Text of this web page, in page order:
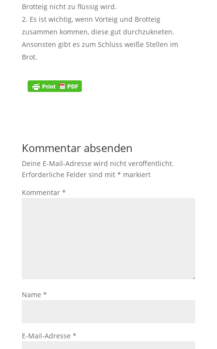
Brotteig nicht zu flüssig wird.
Es ist wichtig, wenn Vorteig und Brotteig
zusammen kommen, diese gut durchzukneten.
Ansonsten gibt es zum Schluss weiße Stellen im
Brot.
Kommentar absenden
Deine E-Mail-Adresse wird nicht veröffentlicht.
Erforderliche Felder sind mit * markiert
Kommentar *
Name *
E-Mail-Adresse *